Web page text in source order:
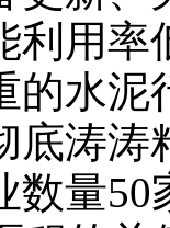
利用率
的水
底涛
数量